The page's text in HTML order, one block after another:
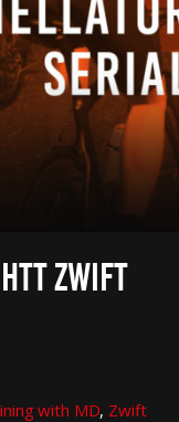
ZWIFT
with MD, Zwift